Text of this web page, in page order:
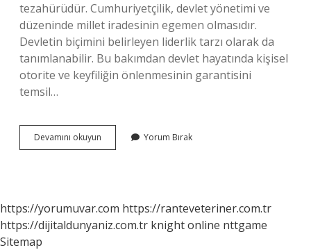
tezahürüdür. Cumhuriyetçilik, devlet yönetimi ve
düzeninde millet iradesinin egemen olmasıdır.
Devletin biçimini belirleyen liderlik tarzı olarak da
tanımlanabilir. Bu bakımdan devlet hayatında kişisel
otorite ve keyfiliğin önlenmesinin garantisini
temsil…
Devamını okuyun Cumhuriyetçiler
Ne
Yorum Bırak
https://yorumuvar.com https://ranteveteriner.com.tr
https://dijitaldunyaniz.com.tr knight online nttgame
Sitemap